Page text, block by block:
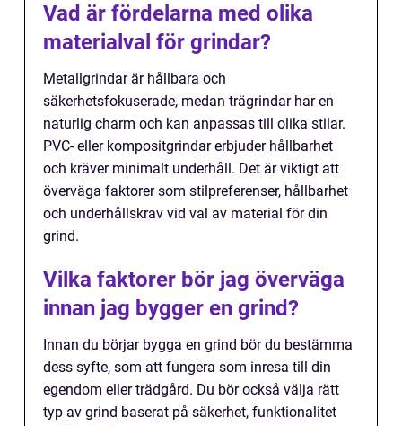
Vad är fördelarna med olika
materialval för grindar?
Metallgrindar är hållbara och
säkerhetsfokuserade, medan trägrindar har en
naturlig charm och kan anpassas till olika stilar.
PVC- eller kompositgrindar erbjuder hållbarhet
och kräver minimalt underhåll. Det är viktigt att
överväga faktorer som stilpreferenser, hållbarhet
och underhållskrav vid val av material för din
grind.
Vilka faktorer bör jag överväga
innan jag bygger en grind?
Innan du börjar bygga en grind bör du bestämma
dess syfte, som att fungera som inresa till din
egendom eller trädgård. Du bör också välja rätt
typ av grind baserat på säkerhet, funktionalitet